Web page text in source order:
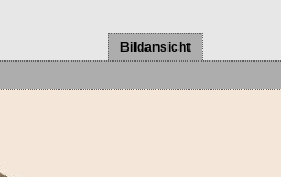
Bildansicht